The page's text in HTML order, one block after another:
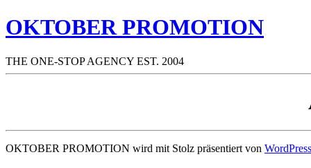
OKTOBER PROMOTION
THE ONE-STOP AGENCY EST. 2004
OKTOBER PROMOTION wird mit Stolz präsentiert von WordPress